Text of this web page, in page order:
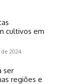
cultivos em
2024
ser
regiões e